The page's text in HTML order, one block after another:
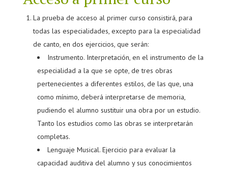
La prueba de acceso al primer curso consistirá, para
todas las especialidades, excepto para la especialidad
de canto, en dos ejercicios, que serán:
Instrumento. Interpretación, en el instrumento de la
especialidad a la que se opte, de tres obras
pertenecientes a diferentes estilos, de las que, una
como mínimo, deberá interpretarse de memoria,
pudiendo el alumno sustituir una obra por un estudio.
Tanto los estudios como las obras se interpretarán
completas.
Lenguaje Musical. Ejercicio para evaluar la
capacidad auditiva del alumno y sus conocimientos